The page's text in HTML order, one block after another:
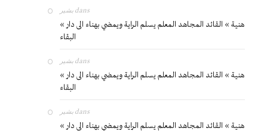
بشير dans
« هنية » القائد المجاهد المعلم يسلم الراية ويمضي بهناء الى دار
البقاء
بشير dans
« هنية » القائد المجاهد المعلم يسلم الراية ويمضي بهناء الى دار
البقاء
بشير dans
« هنية » القائد المجاهد المعلم يسلم الراية ويمضي بهناء الى دار